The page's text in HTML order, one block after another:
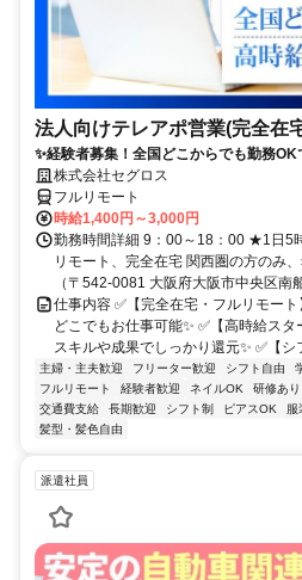
法人向けテレアポ営業(完全在
✨経験者募集！全国どこからでも勤務OK
株式会社セグロス
フルリモート
時給1,400円～3,000円
勤務時間詳細 9：00～18：00 ★1日5
リモート、完全在宅 関西圏の方のみ
（〒542-0081 大阪府大阪市中央区南
仕事内容 ✅【完全在宅・フルリモー
どこでもお仕事可能✨ ✅【高時給ス
スキルや成果でしっかり還元✨ ✅【
主婦・主夫歓迎 フリーター歓迎 シフト自由
フルリモート
経験者歓迎 ネイルOK 研修あり
交通費支給
長期歓迎 シフト制 ピアスOK 服
髪型・髪色自由
派遣社員